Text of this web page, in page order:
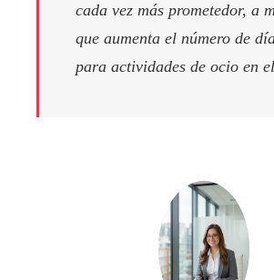
cada vez más prometedor, a
que aumenta el número de
para actividades de ocio en